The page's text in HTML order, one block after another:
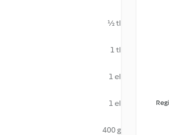
½ tl
1 tl
1 el
1 el
400 g